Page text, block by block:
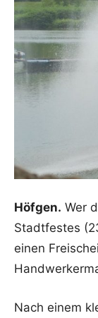
Höfgen. Wer
Stadtfestes
einen
Nach einem